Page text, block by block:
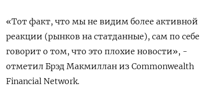
«Тот факт, что мы не видим более активной
реакции (рынков на статданные), сам по себе
говорит о том, что это плохие новости», -
отметил Брэд Макмиллан из Commonwealth
Financial Network.